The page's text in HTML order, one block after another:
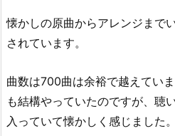
懐かしの原曲からアレンジまで
されています。
曲数は700曲は余裕で越えてい
も結構やっていたのですが、聴
入っていて懐かしく感じました。